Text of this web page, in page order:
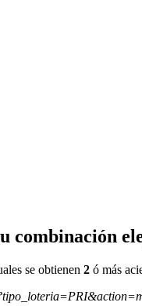
combinación
se obtienen 2 ó más